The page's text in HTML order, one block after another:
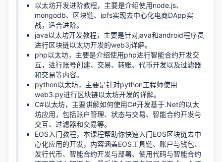
以太坊开发进阶教程，主要是介绍使用node.js、
mongodb、区块链、ipfs实现去中心化电商DApp实
战，适合进阶。
java以太坊开发教程，主要是针对java和android程序员
进行区块链以太坊开发的web3j详解。
php以太坊，主要是介绍使用php进行智能合约开发交
互，进行账号创建、交易、转账、代币开发以及过滤器
和交易等内容。
python以太坊，主要是针对python工程师使用
web3.py进行区块链以太坊开发的详解。
C#以太坊，主要讲解如何使用C#开发基于.Net的以太
坊应用，包括账户管理、状态与交易、智能合约开发与
交互、过滤器和交易等。
EOS入门教程，本课程帮助你快速入门EOS区块链去中
心化应用的开发，内容涵盖EOS工具链、账户与钱包、
发行代币、智能合约开发与部署、使用代码与智能合约